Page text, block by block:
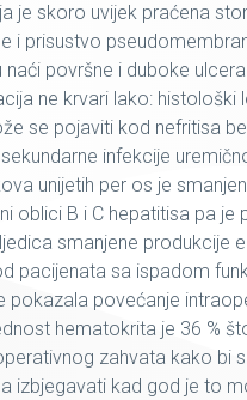
je skoro uvijek praćena
i prisustvo
naći površne i duboke
ne krvari lako:
se pojaviti kod nefritisa
infekcije
unijetih per os je
oblici B i C hepatitisa pa
smanjene produkcije
pacijenata sa ispadom
pokazala povećanje
hematokrita je 36 %
zahvata kako bi
izbjegavati kad god je to